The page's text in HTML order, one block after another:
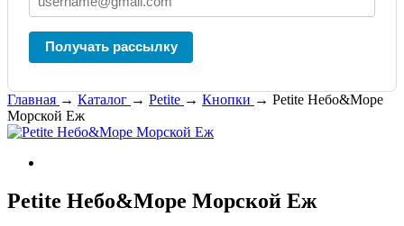
Получать рассылку
Главная → Каталог → Petite → Кнопки → Petite Небо&Море
Морской Еж
Petite Небо&Море Морской Еж